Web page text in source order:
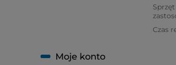
Czas
Moje konto